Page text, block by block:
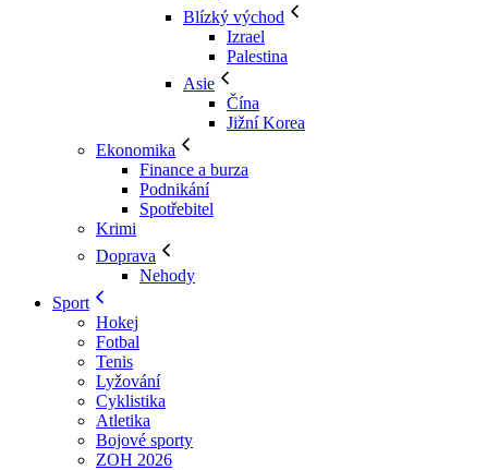
Blízký východ
Izrael
Palestina
Asie
Čína
Jižní Korea
Ekonomika
Finance a burza
Podnikání
Spotřebitel
Krimi
Doprava
Nehody
Sport
Hokej
Fotbal
Tenis
Lyžování
Cyklistika
Atletika
Bojové sporty
ZOH 2026